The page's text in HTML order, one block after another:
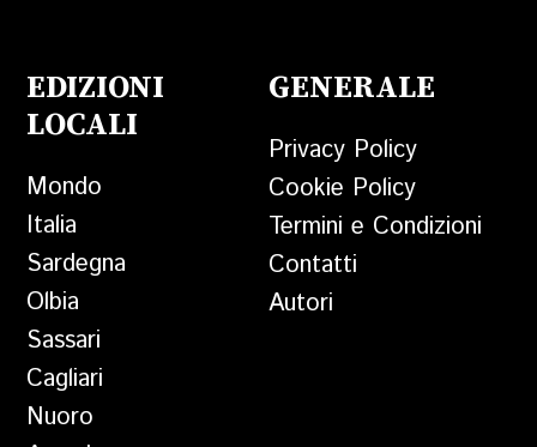
EDIZIONI
LOCALI
Mondo
Italia
Sardegna
Olbia
Sassari
Cagliari
Nuoro
GENERALE
Privacy Policy
Cookie Policy
Termini e Condizioni
Contatti
Autori